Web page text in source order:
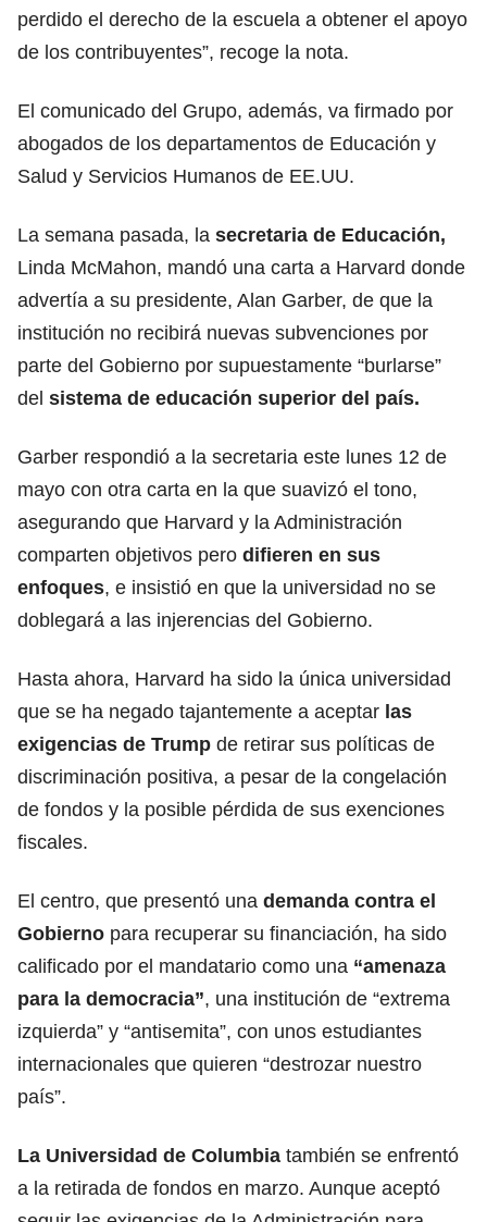
perdido el derecho de la escuela a obtener el apoyo
de los contribuyentes”, recoge la nota.
El comunicado del Grupo, además, va firmado por
abogados de los departamentos de Educación y
Salud y Servicios Humanos de EE.UU.
La semana pasada, la secretaria de Educación,
Linda McMahon, mandó una carta a Harvard donde
advertía a su presidente, Alan Garber, de que la
institución no recibirá nuevas subvenciones por
parte del Gobierno por supuestamente “burlarse”
del sistema de educación superior del país.
Garber respondió a la secretaria este lunes 12 de
mayo con otra carta en la que suavizó el tono,
asegurando que Harvard y la Administración
comparten objetivos pero difieren en sus
enfoques, e insistió en que la universidad no se
doblegará a las injerencias del Gobierno.
Hasta ahora, Harvard ha sido la única universidad
que se ha negado tajantemente a aceptar las
exigencias de Trump de retirar sus políticas de
discriminación positiva, a pesar de la congelación
de fondos y la posible pérdida de sus exenciones
fiscales.
El centro, que presentó una demanda contra el
Gobierno para recuperar su financiación, ha sido
calificado por el mandatario como una “amenaza
para la democracia”, una institución de “extrema
izquierda” y “antisemita”, con unos estudiantes
internacionales que quieren “destrozar nuestro
país”.
La Universidad de Columbia también se enfrentó
a la retirada de fondos en marzo. Aunque aceptó